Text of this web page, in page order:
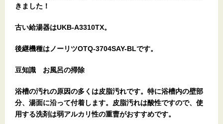
きました！
古い給湯器はUKB-A3310TX。
後継機種はノーリツOTQ-3704SAY-BLです。
豆知識 お風呂の掃除
浴槽の汚れの原因の多くは皮脂汚れです。特に浴槽内の壁部
分、湯面に沿って付着します。皮脂汚れは酸性ですので、使
用する洗剤は弱アルカリ性の重曹がおすすめです。